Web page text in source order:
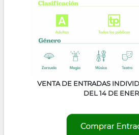
VENTA DE ENTRADAS
DEL 14 DE